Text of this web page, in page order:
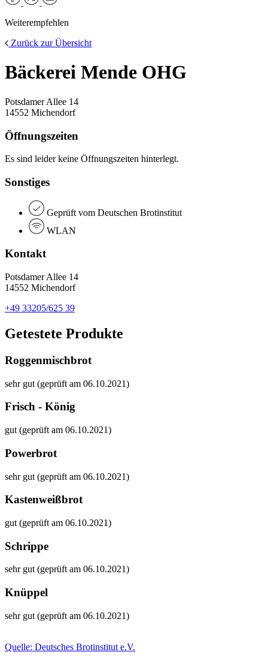
Weiterempfehlen
Zurück zur Übersicht
Bäckerei Mende OHG
Potsdamer Allee 14
14552 Michendorf
Öffnungszeiten
Es sind leider keine Öffnungszeiten hinterlegt.
Sonstiges
Geprüft vom Deutschen Brotinstitut
WLAN
Kontakt
Potsdamer Allee 14
14552 Michendorf
+49 33205/625 39
Getestete Produkte
Roggenmischbrot
sehr gut (geprüft am 06.10.2021)
Frisch - König
gut (geprüft am 06.10.2021)
Powerbrot
sehr gut (geprüft am 06.10.2021)
Kastenweißbrot
gut (geprüft am 06.10.2021)
Schrippe
sehr gut (geprüft am 06.10.2021)
Knüppel
sehr gut (geprüft am 06.10.2021)
Quelle: Deutsches Brotinstitut e.V.